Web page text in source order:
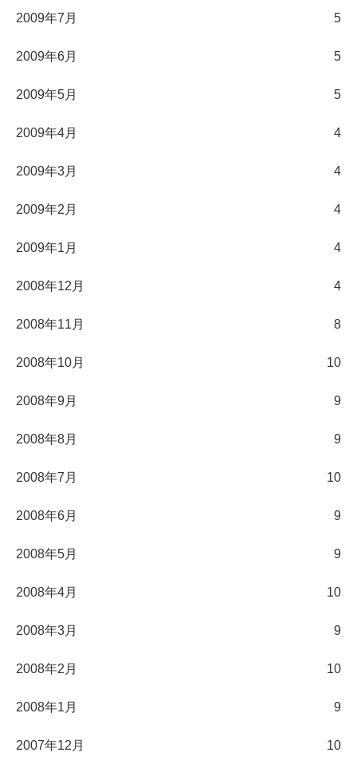
2009年7月 5
2009年6月 5
2009年5月 5
2009年4月 4
2009年3月 4
2009年2月 4
2009年1月 4
2008年12月 4
2008年11月 8
2008年10月 10
2008年9月 9
2008年8月 9
2008年7月 10
2008年6月 9
2008年5月 9
2008年4月 10
2008年3月 9
2008年2月 10
2008年1月 9
2007年12月 10